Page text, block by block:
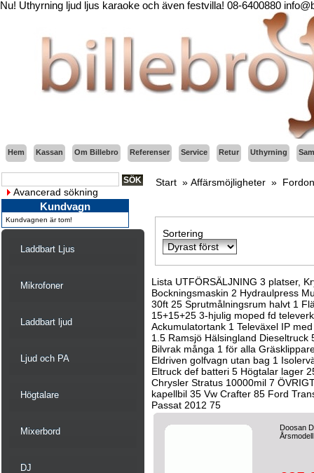
Nu! Uthyrning ljud ljus karaoke och även festvilla! 08-6400880
Hem Kassan Om Billebro Referenser Service Retur Uthyrning
Avancerad sökning
Kundvagn
Kundvagnen är tom!
Laddbart Ljus
Mikrofoner
Laddbart ljud
Ljud och PA
Högtalare
Mixerbord
DJ
Start » Affärsmöjligheter »
Sortering
Lista UTFÖRSÄLJNING 3 platser,
Bockningsmaskin 2 Hydraulpress
30ft 25 Sprutmålningsrum halvt 1
15+15+25 3-hjulig moped fd
Ackumulatortank 1 Televäxel IP
1.5 Ramsjö Hälsingland
Bilvrak många 1 för alla
Eldriven golfvagn utan bag 1
Eltruck def batteri 5 Högtalar lager
Chrysler Stratus 10000mil 7
kapellbil 35 Vw Crafter 85 Ford
Passat 2012 75
Doosan